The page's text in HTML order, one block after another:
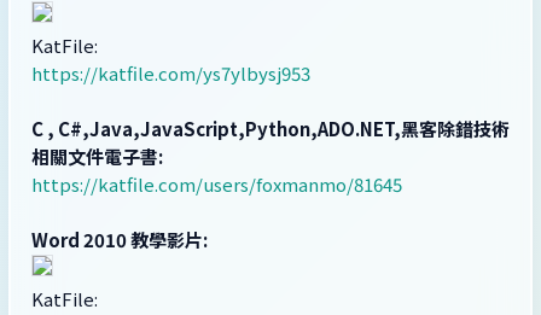
KatFile:
https://katfile.com/ys7ylbysj953
C , C#,Java,JavaScript,Python,ADO.NET,黑客除錯技術
相關文件電子書:
https://katfile.com/users/foxmanmo/81645
Word 2010 教學影片:
KatFile: